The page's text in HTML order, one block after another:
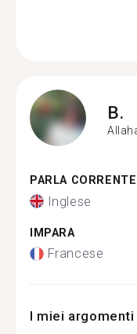
B.
PARLA
Inglese
IMPARA
Francese
I miei